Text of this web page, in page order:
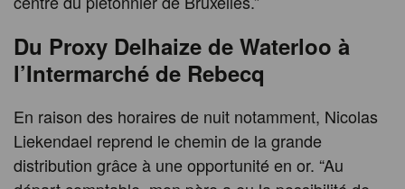
Du Proxy Delhaize de Waterloo à
l’Intermarché de Rebecq
En raison des horaires de nuit notamment, Nicolas
Liekendael reprend le chemin de la grande
distribution grâce à une opportunité en or. “Au